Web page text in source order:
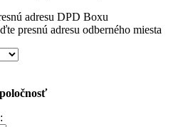
adresu DPD Boxu
presnú adresu odberného miesta